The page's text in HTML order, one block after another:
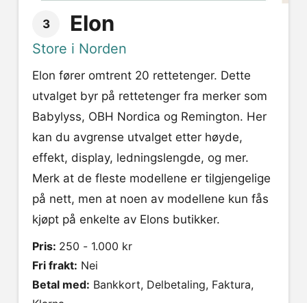
3 Elon
Store i Norden
Elon fører omtrent 20 rettetenger. Dette
utvalget byr på rettetenger fra merker som
Babylyss, OBH Nordica og Remington. Her
kan du avgrense utvalget etter høyde,
effekt, display, ledningslengde, og mer.
Merk at de fleste modellene er tilgjengelige
på nett, men at noen av modellene kun fås
kjøpt på enkelte av Elons butikker.
Pris: 250 - 1.000 kr
Fri frakt: Nei
Betal med: